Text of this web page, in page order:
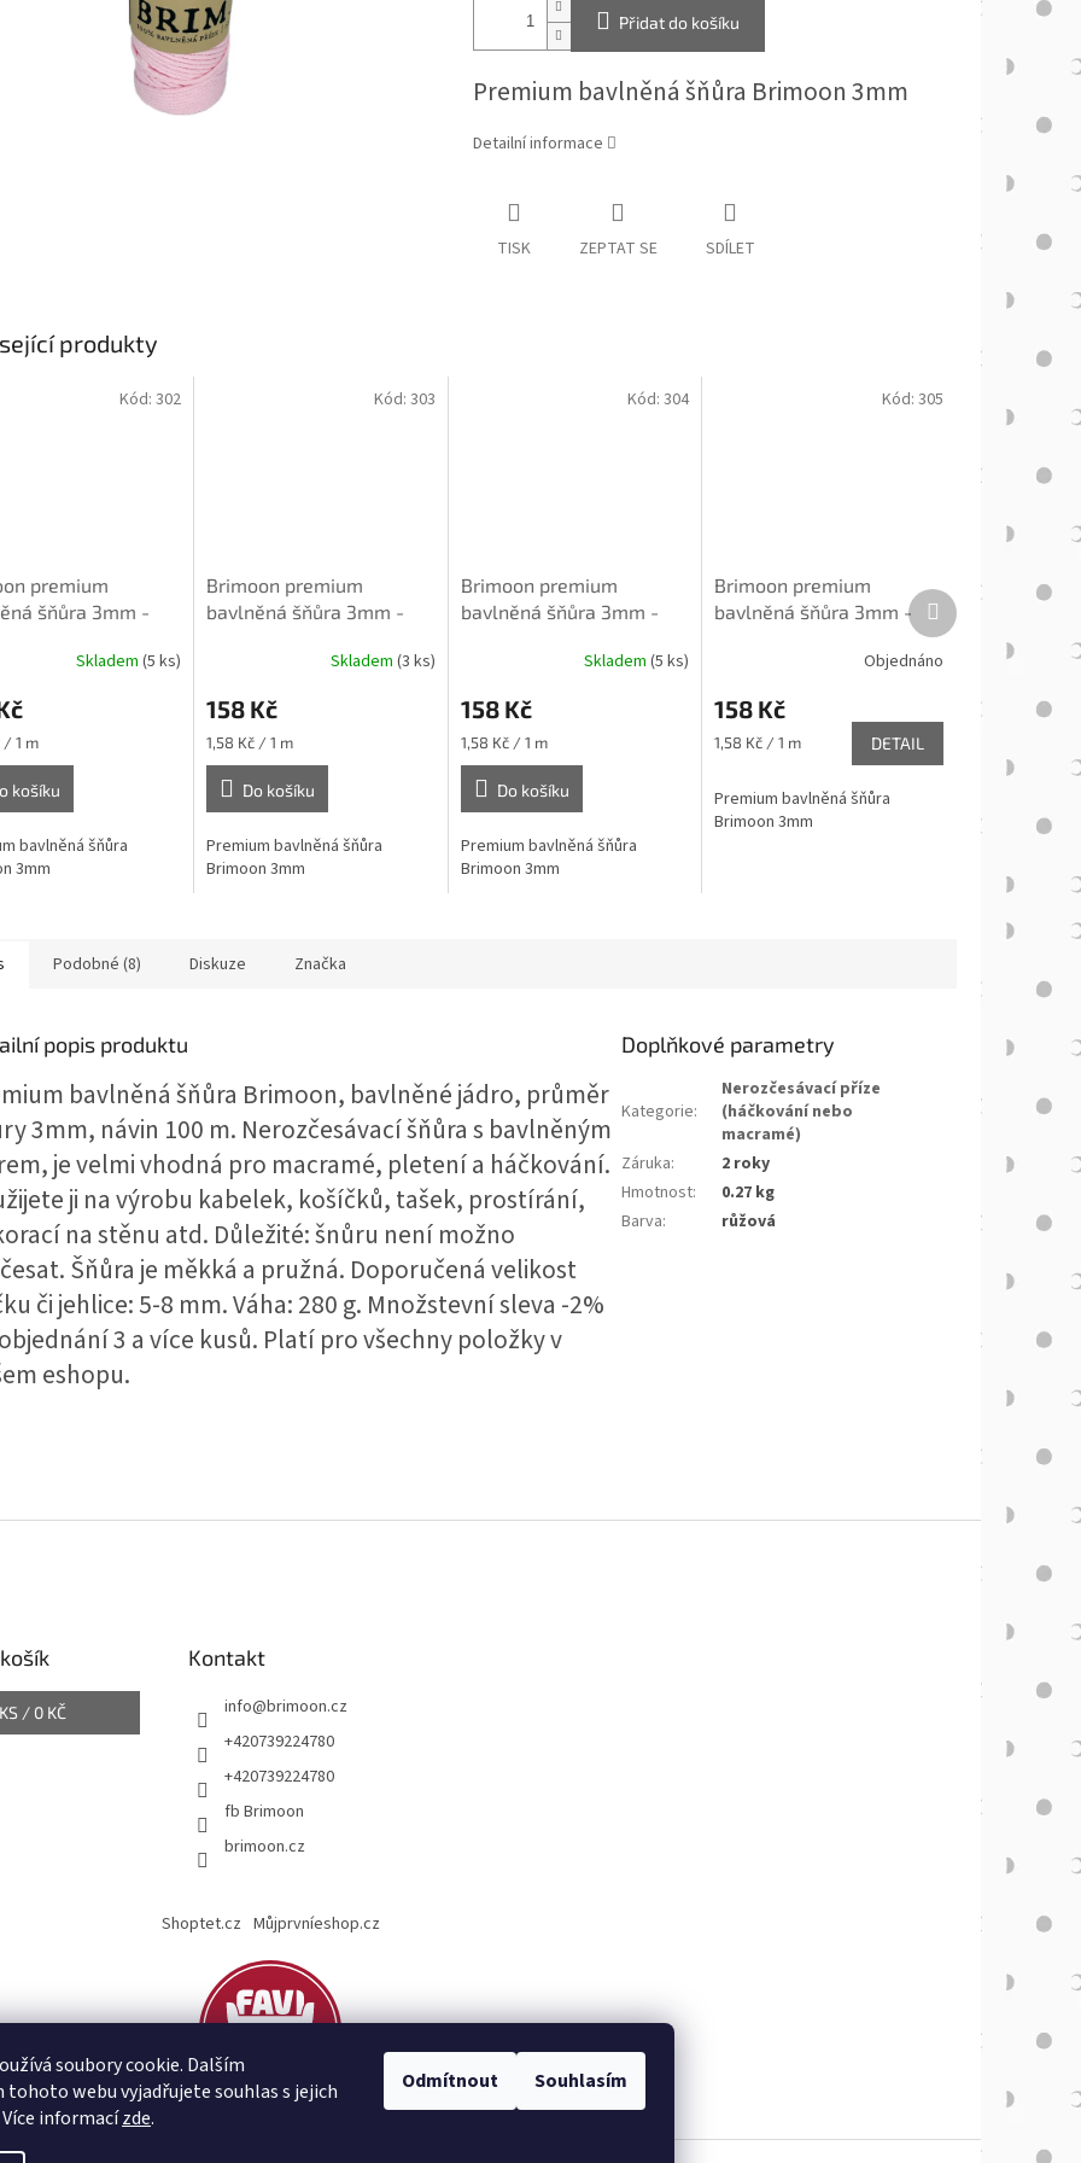
soubory cookie. Dalším
tohoto webu vyjadřujete souhlas s jejich
informacízde.
Odmítnout Souhlasím
Přidat do košíku
Premium bavlněná šňůra Brimoon 3mm
Detailní informace
TISK ZEPTAT SE SDÍLET
produkty
premium
šňůra 3mm -
Skladem (5 ks)
/ 1 m
košíku
bavlněná šňůra
3mm
Kód: 302
Brimoon premium
bavlněná šňůra 3mm -
Skladem (3 ks)
158 Kč
Měrná
cena:
1,58 Kč / 1 m
Do košíku
Premium bavlněná šňůra
Brimoon 3mm
Kód: 303
Brimoon premium
bavlněná šňůra 3mm -
Skladem(5 ks)
158 Kč
Měrná
cena:
1,58 Kč / 1 m
Do košíku
Premium bavlněná šňůra
Brimoon 3mm
Kód:304
Brimoon premium
bavlněná šňůra 3mm -
Objednáno
158 Kč
Měrná
1,58 Kč / 1 m DETAIL
Premium bavlněná šňůra
Brimoon 3mm
Kód: 305
Další
produkt
Podobné (8) Diskuze Značka
popis produktu
bavlněná šňůra Brimoon, bavlněné jádro, průměr
3mm, návin 100 m. Nerozčesávací šňůra s bavlněným
je velmi vhodná pro macramé, pletení a háčkování.
ji na výrobu kabelek, košíčků, tašek, prostírání,
na stěnu atd. Důležité: šnůru není možno
Šňůra je měkká a pružná. Doporučená velikost
či jehlice: 5-8 mm. Váha: 280 g. Množstevní sleva -2%
3 a více kusů. Platí pro všechny položky v
eshopu.
Doplňkové parametry
Kategorie:
Nerozčesávací příze
(háčkování nebo
macramé)
Záruka:
2 roky
Hmotnost:
0.27 kg
Barva: růžová
/ 0 KČ
Kontakt
info@brimoon.cz
+420739224780
+420739224780
fb Brimoon
brimoon.cz
Shoptet.cz Můjprvníeshop.cz